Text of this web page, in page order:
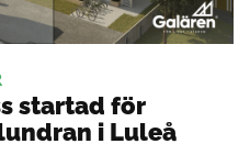
startad för
i Luleå